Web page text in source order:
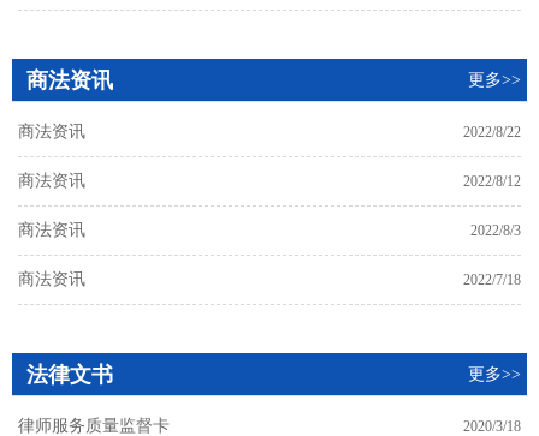
商法资讯 更多>>
商法资讯 2022/8/22
商法资讯 2022/8/12
商法资讯 2022/8/3
商法资讯 2022/7/18
法律文书 更多>>
律师服务质量监督卡 2020/3/18